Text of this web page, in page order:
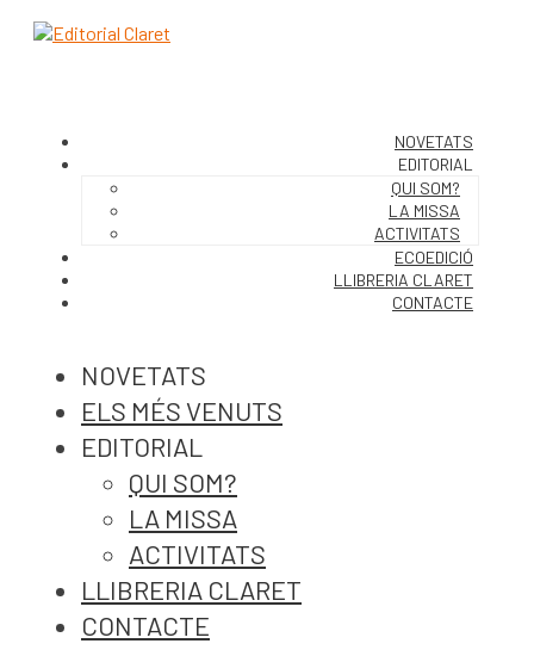
NOVETATS
EDITORIAL
QUI SOM?
LA MISSA
ACTIVITATS
ECOEDICIÓ
LLIBRERIA CLARET
CONTACTE
NOVETATS
ELS MÉS VENUTS
EDITORIAL
QUI SOM?
LA MISSA
ACTIVITATS
LLIBRERIA CLARET
CONTACTE